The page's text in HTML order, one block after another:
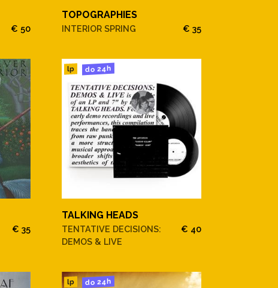
€ 50
TOPOGRAPHIES
INTERIOR SPRING € 35
€ 35
lp do 24h
TALKING HEADS
TENTATIVE DECISIONS:
DEMOS & LIVE
€ 40
lp do 24h